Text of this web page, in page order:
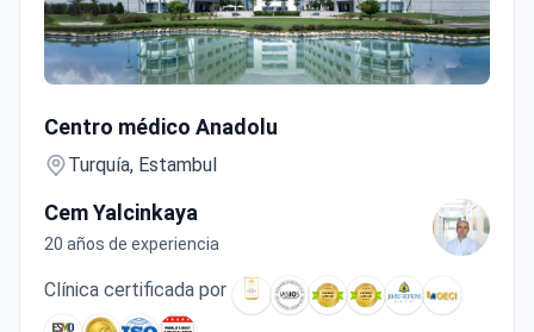
Centro médico Anadolu
Turquía, Estambul
Cem Yalcinkaya
20 años de experiencia
Clínica certificada por